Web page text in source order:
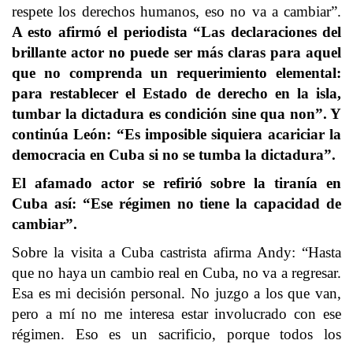
respete los derechos humanos, eso no va a cambiar”.
A esto afirmó el periodista “Las declaraciones del
brillante actor no puede ser más claras para aquel
que no comprenda un requerimiento elemental:
para restablecer el Estado de derecho en la isla,
tumbar la dictadura es condición sine qua non”. Y
continúa León: “Es imposible siquiera acariciar la
democracia en Cuba si no se tumba la dictadura”.
El afamado actor se refirió sobre la tiranía en
Cuba así: “Ese régimen no tiene la capacidad de
cambiar”.
Sobre la visita a Cuba castrista afirma Andy: “Hasta
que no haya un cambio real en Cuba, no va a regresar.
Esa es mi decisión personal. No juzgo a los que van,
pero a mí no me interesa estar involucrado con ese
régimen. Eso es un sacrificio, porque todos los